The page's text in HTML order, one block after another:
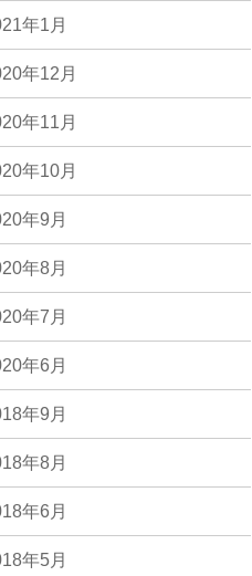
年1月
年12月
年11月
年10月
年9月
年8月
年7月
年6月
年9月
年8月
年6月
年5月